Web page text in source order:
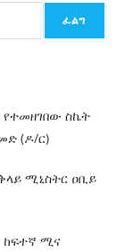
ፈልግ
የተመዘገበው ስኬት
(ዶ/ር)
ሚኒስትር ዐቢይ
ከፍተኛ ሚና